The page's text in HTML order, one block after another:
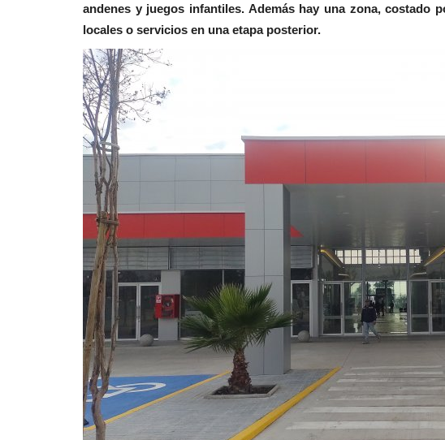
andenes y juegos infantiles. Además hay una zona, costado
locales o servicios en una etapa posterior.